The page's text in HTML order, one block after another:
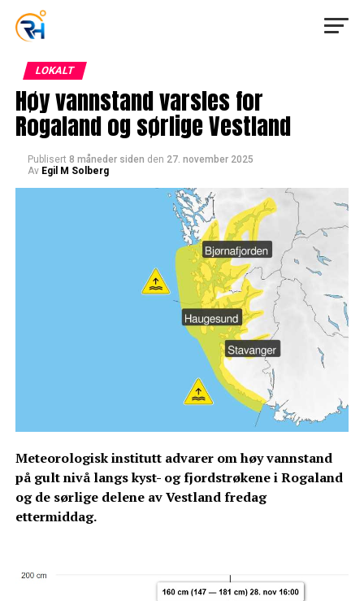
LOKALT
Høy vannstand varsles for
Rogaland og sørlige Vestland
Publisert 8 måneder siden den 27. november 2025
Av Egil M Solberg
Meteorologisk institutt advarer om høy vannstand
på gult nivå langs kyst- og fjordstrøkene i Rogaland
og de sørlige delene av Vestland fredag
ettermiddag.